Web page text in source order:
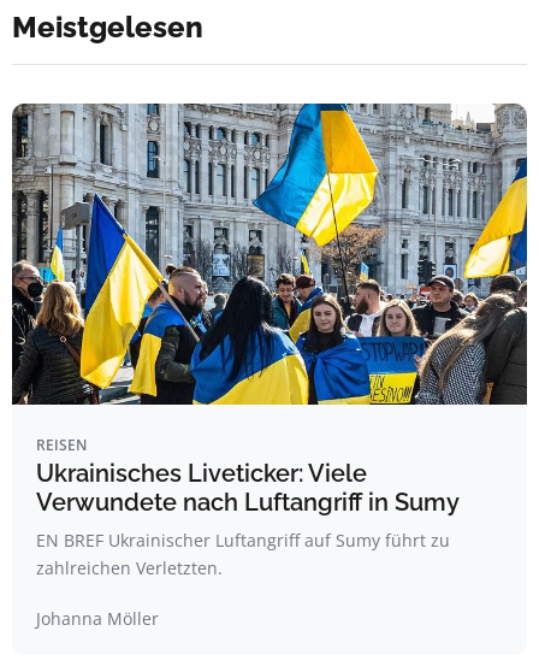
Meistgelesen
REISEN
Ukrainisches Liveticker: Viele
Verwundete nach Luftangriff in Sumy
EN BREF Ukrainischer Luftangriff auf Sumy führt zu
zahlreichen Verletzten.
Johanna Möller